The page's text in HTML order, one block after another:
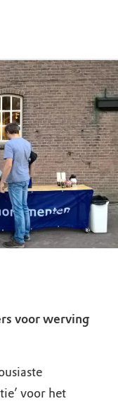
voor werving
voor het